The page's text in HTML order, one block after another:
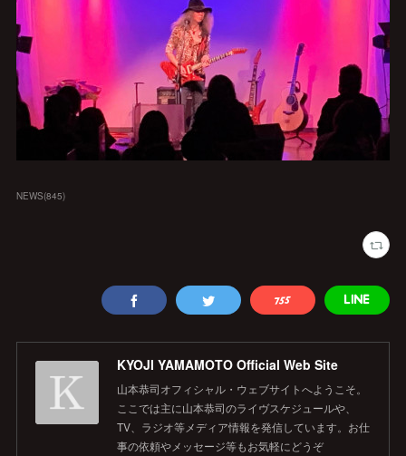
NEWS(845)
KYOJI YAMAMOTO Official Web Site
山本恭司オフィシャル・ウェブサイトへようこそ。
ここでは主に山本恭司のライヴスケジュールや、
TV、ラジオ等メディア情報を発信しています。お仕
事の依頼やメッセージ等もお気軽にどうぞ